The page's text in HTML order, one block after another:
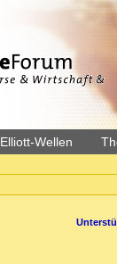
Elliott-Wellen